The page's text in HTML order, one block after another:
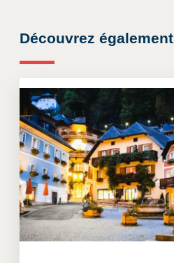
Découvrez également